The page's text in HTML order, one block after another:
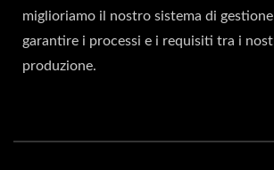
miglioriamo il nostro sistema di
garantire i processi e i requisiti tra i
produzione.